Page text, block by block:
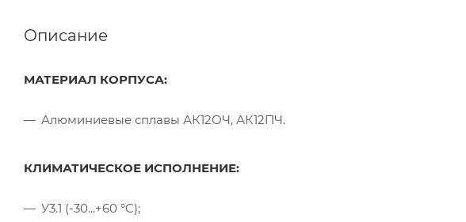
Описание
МАТЕРИАЛ КОРПУСА:
Алюминиевые сплавы АК12ОЧ, АК12ПЧ.
КЛИМАТИЧЕСКОЕ ИСПОЛНЕНИЕ:
У3.1 (-30...+60 °C);